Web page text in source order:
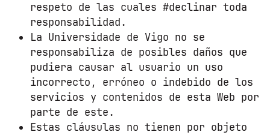
respeto de las cuales #declinar toda
responsabilidad.
La Universidade de Vigo no se
responsabiliza de posibles daños que
pudiera causar al usuario un uso
incorrecto, erróneo o indebido de los
servicios y contenidos de esta Web por
parte de este.
Estas cláusulas no tienen por objeto